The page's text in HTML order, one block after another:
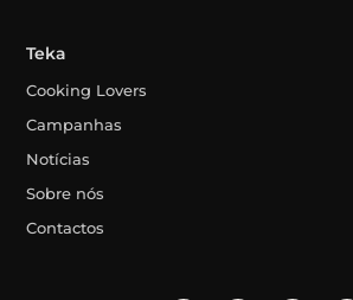
Teka
Cooking Lovers
Campanhas
Notícias
Sobre nós
Contactos